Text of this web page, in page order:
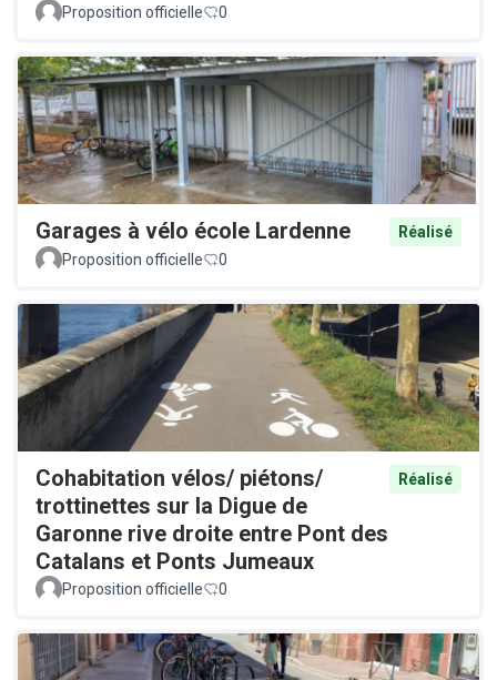
Proposition officielle 0
Garages à vélo école Lardenne
Réalisé
Proposition officielle
0
Cohabitation vélos/ piétons/
trottinettes sur la Digue de
Garonne rive droite entre Pont des
Catalans et Ponts Jumeaux
Réalisé
Proposition officielle 0